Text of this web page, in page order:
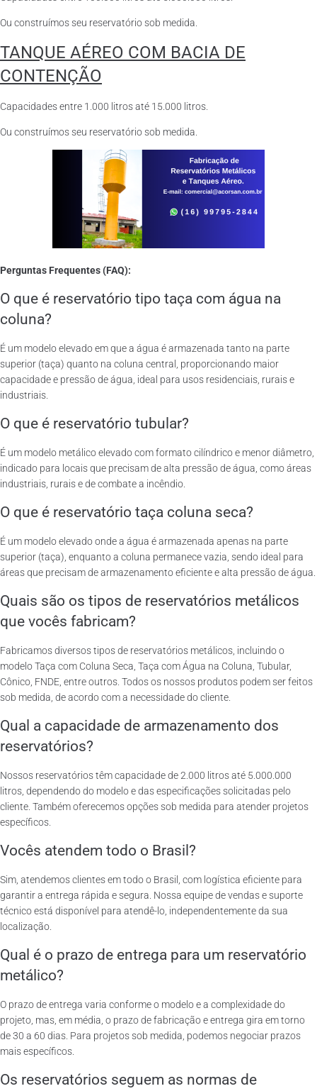
Ou construímos seu reservatório sob medida.
TANQUE AÉREO COM BACIA DE
CONTENÇÃO
Capacidades entre 1.000 litros até 15.000 litros.
Ou construímos seu reservatório sob medida.
Perguntas Frequentes (FAQ):
O que é reservatório tipo taça com água na
coluna?
É um modelo elevado em que a água é armazenada tanto na parte
superior (taça) quanto na coluna central, proporcionando maior
capacidade e pressão de água, ideal para usos residenciais, rurais e
industriais.
O que é reservatório tubular?
É um modelo metálico elevado com formato cilíndrico e menor diâmetro,
indicado para locais que precisam de alta pressão de água, como áreas
industriais, rurais e de combate a incêndio.
O que é reservatório taça coluna seca?
É um modelo elevado onde a água é armazenada apenas na parte
superior (taça), enquanto a coluna permanece vazia, sendo ideal para
áreas que precisam de armazenamento eficiente e alta pressão de água.
Quais são os tipos de reservatórios metálicos
que vocês fabricam?
Fabricamos diversos tipos de reservatórios metálicos, incluindo o
modelo Taça com Coluna Seca, Taça com Água na Coluna, Tubular,
Cônico, FNDE, entre outros. Todos os nossos produtos podem ser feitos
sob medida, de acordo com a necessidade do cliente.
Qual a capacidade de armazenamento dos
reservatórios?
Nossos reservatórios têm capacidade de 2.000 litros até 5.000.000
litros, dependendo do modelo e das especificações solicitadas pelo
cliente. Também oferecemos opções sob medida para atender projetos
específicos.
Vocês atendem todo o Brasil?
Sim, atendemos clientes em todo o Brasil, com logística eficiente para
garantir a entrega rápida e segura. Nossa equipe de vendas e suporte
técnico está disponível para atendê-lo, independentemente da sua
localização.
Qual é o prazo de entrega para um reservatório
metálico?
O prazo de entrega varia conforme o modelo e a complexidade do
projeto, mas, em média, o prazo de fabricação e entrega gira em torno
de 30 a 60 dias. Para projetos sob medida, podemos negociar prazos
mais específicos.
Os reservatórios seguem as normas de